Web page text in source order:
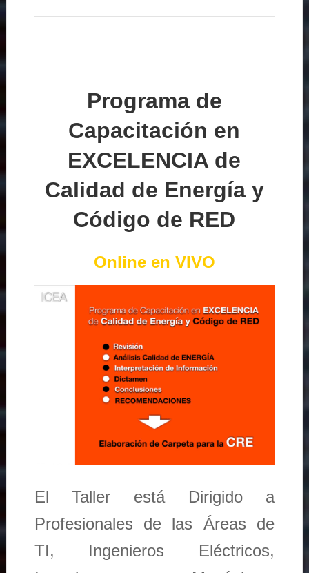
Programa de
Capacitación en
EXCELENCIA de
Calidad de Energía y
Código de RED
Online en VIVO
El Taller está Dirigido a
Profesionales de las Áreas de
TI, Ingenieros Eléctricos,